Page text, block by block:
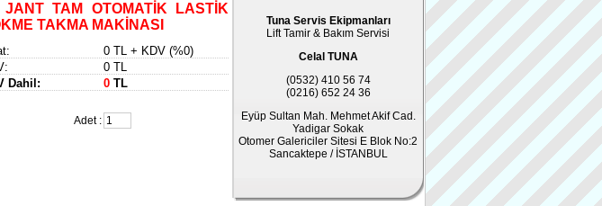
TAM OTOMATİK LASTİK
TAKMA MAKİNASI
0 TL + KDV (%0)
0 TL
Dahil:
0 TL
Adet :
Tuna Servis Ekipmanları
Lift Tamir & Bakım Servisi
Celal TUNA
(0532) 410 56 74
(0216) 652 24 36
Eyüp Sultan Mah. Mehmet Akif Cad.
Yadigar Sokak
Otomer Galericiler Sitesi E Blok No:2
Sancaktepe / İSTANBUL